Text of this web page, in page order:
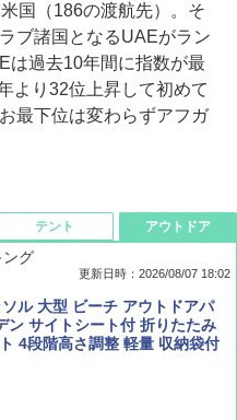
国（186の渡航先）。そ
ブ諸国となるUAEがラン
は過去10年間に指数が最
より32位上昇して初めて
最下位は変わらずアフガ
ァン ２０２６年 ９月号 [雑
ＥＹ ＦＡＮ)
【完全版】
テント
コレクション 山善] ポップアッ
たいに広げて畳める パッとサ
ード キューブ フルクローズ メ
置 ワンタッチテント キャンプ
アウトドア
グ
更新日時：2026/08/07 18:02
ル 大型 ビーチ アウトドアパ
ン サイトシート付 折りたたみ
4段階高さ調整 軽量 収納袋付